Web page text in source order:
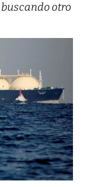
otro